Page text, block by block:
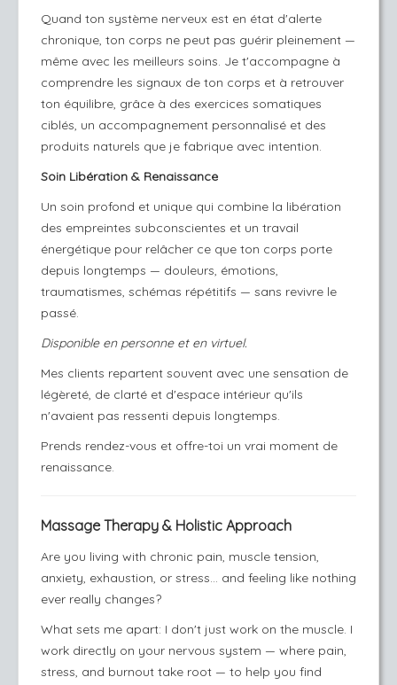
Quand ton système nerveux est en état d'alerte
chronique, ton corps ne peut pas guérir pleinement —
même avec les meilleurs soins. Je t'accompagne à
comprendre les signaux de ton corps et à retrouver
ton équilibre, grâce à des exercices somatiques
ciblés, un accompagnement personnalisé et des
produits naturels que je fabrique avec intention.
Soin Libération & Renaissance
Un soin profond et unique qui combine la libération
des empreintes subconscientes et un travail
énergétique pour relâcher ce que ton corps porte
depuis longtemps — douleurs, émotions,
traumatismes, schémas répétitifs — sans revivre le
passé.
Disponible en personne et en virtuel.
Mes clients repartent souvent avec une sensation de
légèreté, de clarté et d'espace intérieur qu'ils
n'avaient pas ressenti depuis longtemps.
Prends rendez-vous et offre-toi un vrai moment de
renaissance.
Massage Therapy & Holistic Approach
Are you living with chronic pain, muscle tension,
anxiety, exhaustion, or stress… and feeling like nothing
ever really changes?
What sets me apart: I don't just work on the muscle. I
work directly on your nervous system — where pain,
stress, and burnout take root — to help you find